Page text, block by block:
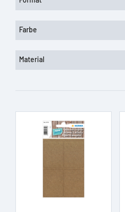
Farbe
Material